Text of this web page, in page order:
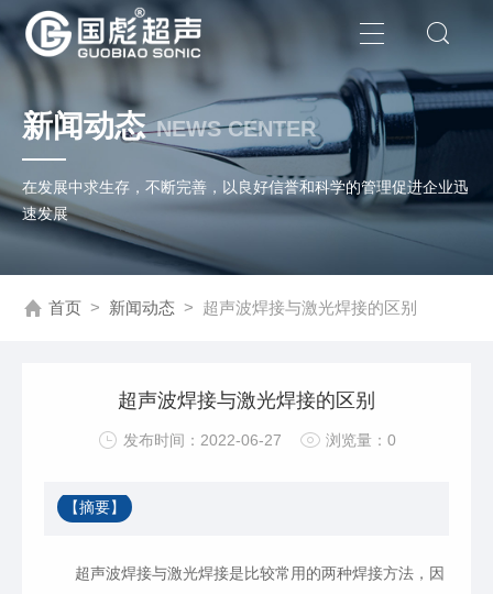
新闻动态 NEWS CENTER
在发展中求生存，不断完善，以良好信誉和科学的管理促进企业迅
速发展
首页 > 新闻动态 > 超声波焊接与激光焊接的区别
超声波焊接与激光焊接的区别
发布时间：2022-06-27 浏览量：0
【摘要】
超声波焊接与激光焊接是比较常用的两种焊接方法，因